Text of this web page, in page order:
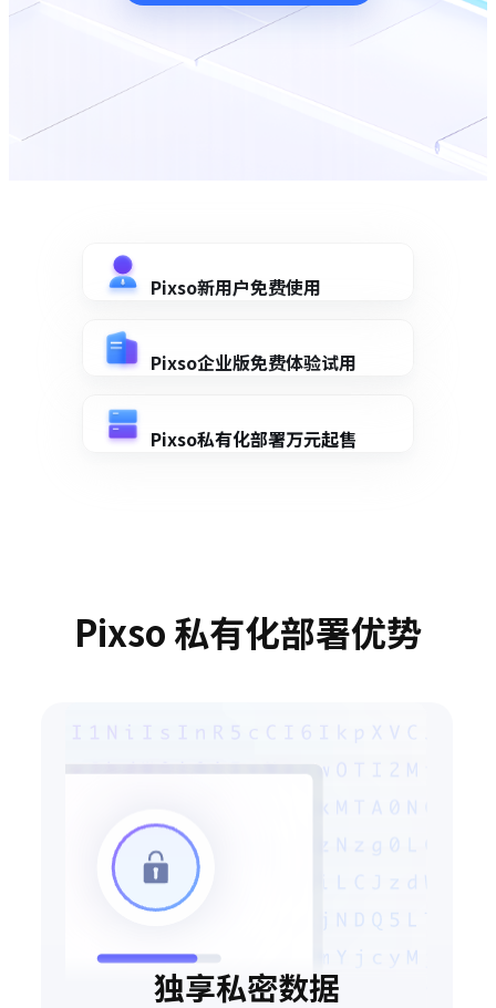
Pixso新用户免费使用
Pixso企业版免费体验试用
Pixso私有化部署万元起售
Pixso 私有化部署优势
独享私密数据